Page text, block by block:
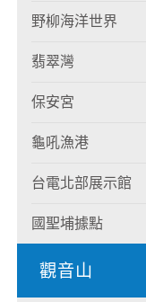
野柳海洋世界
翡翠灣
保安宮
龜吼漁港
台電北部展示館
國聖埔據點
觀音山